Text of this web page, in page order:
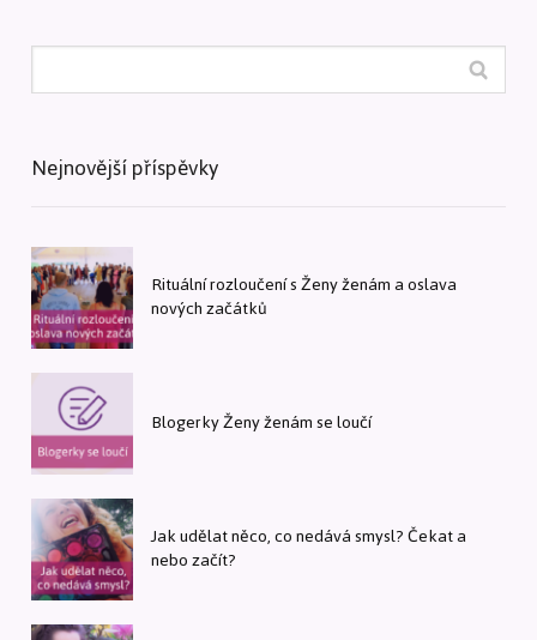
Nejnovější příspěvky
Rituální rozloučení s Ženy ženám a oslava
nových začátků
Blogerky Ženy ženám se loučí
Jak udělat něco, co nedává smysl? Čekat a
nebo začít?